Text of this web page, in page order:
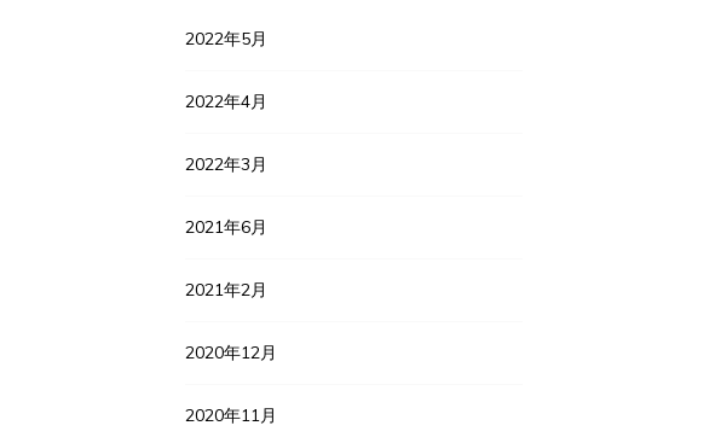
2022年5月
2022年4月
2022年3月
2021年6月
2021年2月
2020年12月
2020年11月